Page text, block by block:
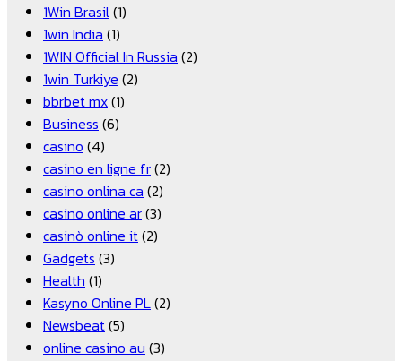
1Win Brasil(1)
1win India (1)
1WIN Official In Russia (2)
1win Turkiye (2)
bbrbet mx(1)
Business (6)
casino (4)
casino en ligne fr(2)
casino onlina ca (2)
casino online ar(3)
casinò online it(2)
Gadgets (3)
Health (1)
Kasyno Online PL(2)
Newsbeat(5)
online casino au (3)